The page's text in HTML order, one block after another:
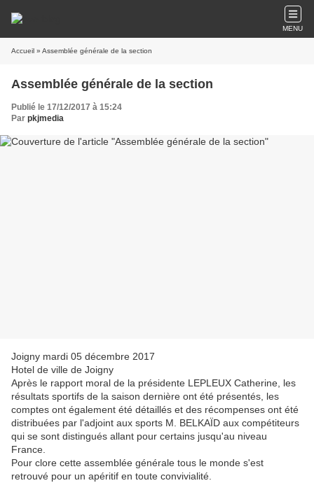
MENU
Accueil » Assemblée générale de la section
Assemblée générale de la section
Publié le 17/12/2017 à 15:24
Par pkjmedia
Joigny mardi 05 décembre 2017
Hotel de ville de Joigny
Après le rapport moral de la présidente LEPLEUX Catherine, les
résultats sportifs de la saison dernière ont été présentés, les
comptes ont également été détaillés et des récompenses ont été
distribuées par l'adjoint aux sports M. BELKAÏD aux compétiteurs
qui se sont distingués allant pour certains jusqu'au niveau
France.
Pour clore cette assemblée générale tous le monde s'est
retrouvé pour un apéritif en toute convivialité.